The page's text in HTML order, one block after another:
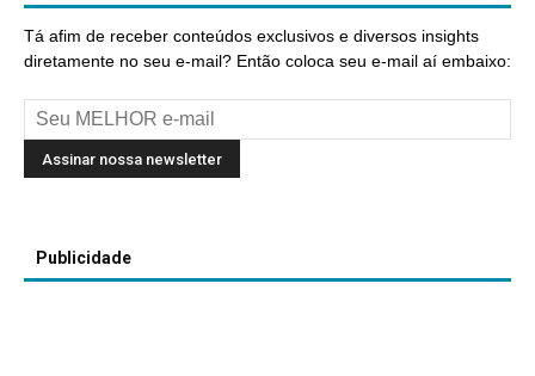
Tá afim de receber conteúdos exclusivos e diversos insights
diretamente no seu e-mail? Então coloca seu e-mail aí embaixo:
Publicidade